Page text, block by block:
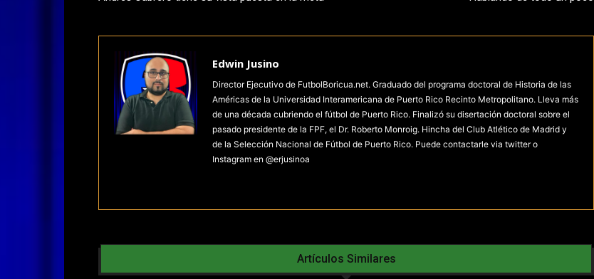
Edwin Jusino
Director Ejecutivo de FutbolBoricua.net. Graduado del programa doctoral de Historia de las
Américas de la Universidad Interamericana de Puerto Rico Recinto Metropolitano. Lleva más
de una década cubriendo el fútbol de Puerto Rico. Finalizó su disertación doctoral sobre el
pasado presidente de la FPF, el Dr. Roberto Monroig. Hincha del Club Atlético de Madrid y
de la Selección Nacional de Fútbol de Puerto Rico. Puede contactarle via twitter o
Instagram en @erjusinoa
Artículos Similares